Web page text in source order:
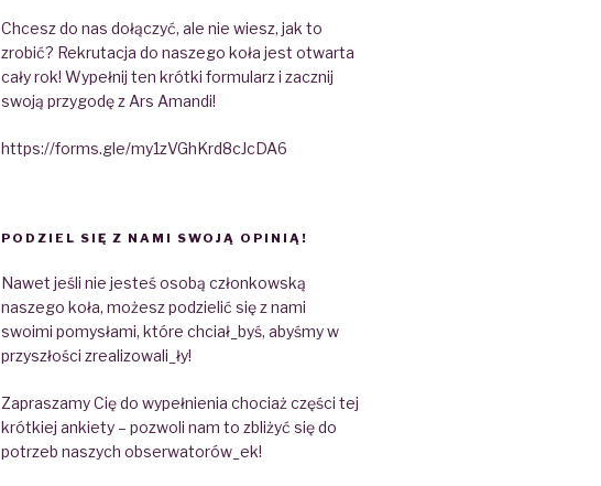
Chcesz do nas dołączyć, ale nie wiesz, jak to
zrobić? Rekrutacja do naszego koła jest otwarta
cały rok! Wypełnij ten krótki formularz i zacznij
swoją przygodę z Ars Amandi!
https://forms.gle/my1zVGhKrd8cJcDA6
PODZIEL SIĘ Z NAMI SWOJĄ OPINIĄ!
Nawet jeśli nie jesteś osobą członkowską
naszego koła, możesz podzielić się z nami
swoimi pomysłami, które chciał_byś, abyśmy w
przyszłości zrealizowali_ły!
Zapraszamy Cię do wypełnienia chociaż części tej
krótkiej ankiety – pozwoli nam to zbliżyć się do
potrzeb naszych obserwatorów_ek!